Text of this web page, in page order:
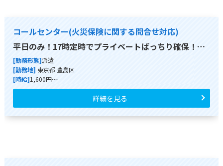
コールセンター(火災保険に関する問合せ対応)
平日のみ！17時定時でプライベートばっちり確保！…
[勤務形態]派遣
[勤務地] 東京都 豊島区
[時給]1,600円～
詳細を見る